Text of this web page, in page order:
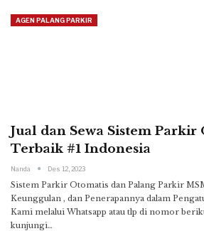
AGEN PALANG PARKIR
Jual dan Sewa Sistem Parkir
Terbaik #1 Indonesia
Nanda Des 12, 2023
Sistem Parkir Otomatis dan Palang Parkir
Keunggulan , dan Penerapannya dalam
Kami melalui Whatsapp atau tlp di nomor
kunjungi…